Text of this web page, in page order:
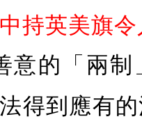
持英美旗
意的「兩
得到應有